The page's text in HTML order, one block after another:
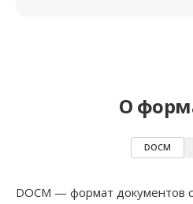
О
DOCM
DOCM — формат документов